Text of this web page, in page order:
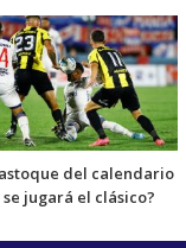
del calendario
se jugará el clásico?